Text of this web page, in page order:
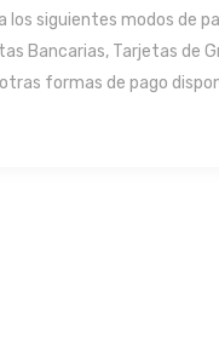
los siguientes modos de
Bancarias, Tarjetas de
formas de pago